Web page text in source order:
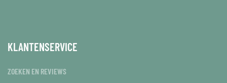
KLANTENSERVICE
ZOEKEN EN REVIEWS